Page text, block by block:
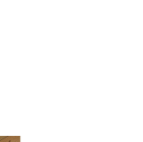
Verts